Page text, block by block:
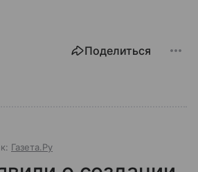
Поделиться
Газета.Ру